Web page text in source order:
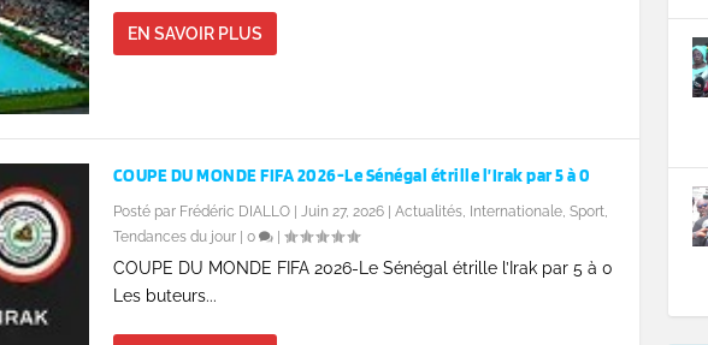
EN SAVOIR PLUS
COUPE DU MONDE FIFA 2026-Le Sénégal étrille l’Irak par 5 à 0
Posté par Frédéric DIALLO| Juin 27, 2026| Actualités, Internationale, Sport,
Tendances du jour| 0 |
COUPE DU MONDE FIFA 2026-Le Sénégal étrille l’Irak par 5 à 0
Les buteurs...